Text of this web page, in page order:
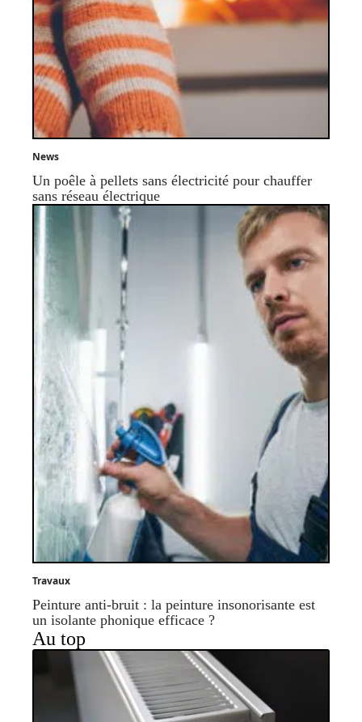
News
Un poêle à pellets sans électricité pour chauffer
sans réseau électrique
Travaux
Peinture anti-bruit : la peinture insonorisante est
un isolante phonique efficace ?
Au top